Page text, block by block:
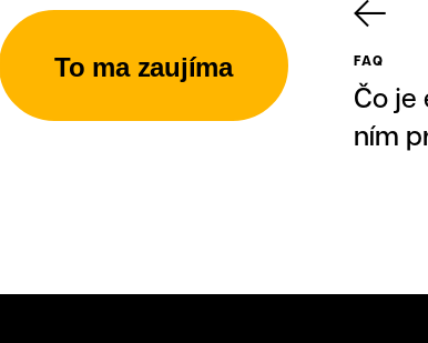
Kontakt
To ma zaujíma FAQ
Čo je
ním
Súhlas so
r. o.